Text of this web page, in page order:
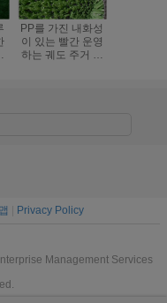
PP를 가진 내화성
이 있는 빨간 운영
하는 궤도 주거 인
Privacy Policy
Management Services